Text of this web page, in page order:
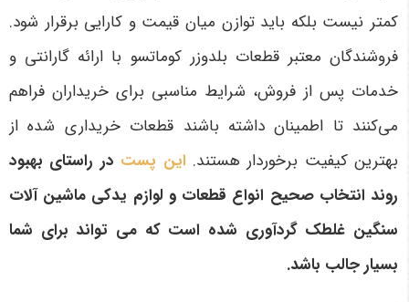
کمتر نیست بلکه باید توازن میان قیمت و کارایی برقرار شود.
فروشندگان معتبر قطعات بلدوزر کوماتسو با ارائه گارانتی و
خدمات پس از فروش، شرایط مناسبی برای خریداران فراهم
می‌کنند تا اطمینان داشته باشند قطعات خریداری شده از
بهترین کیفیت برخوردار هستند. این پست در راستای بهبود
روند انتخاب صحیح انواع قطعات و لوازم یدکی ماشین آلات
سنگین غلطک گردآوری شده است که می تواند برای شما
بسیار جالب باشد.